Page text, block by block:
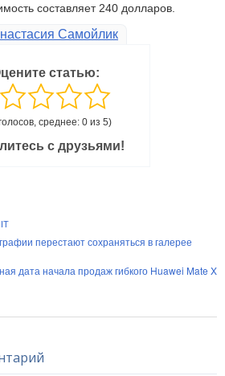
составляет 240 долларов.
Самойлик
статью:
среднее: 0 из 5)
с друзьями!
перестают сохраняться в галерее
дата начала продаж гибкого Huawei Mate X